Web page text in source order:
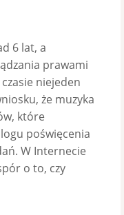
6 lat, a
prawami
niejeden
że muzyka
które
poświęcenia
W Internecie
o to, czy